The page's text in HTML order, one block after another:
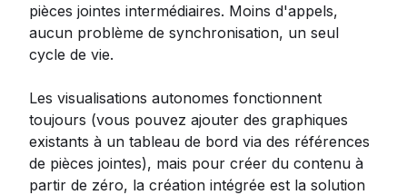
pièces jointes intermédiaires. Moins d'appels,
aucun problème de synchronisation, un seul
cycle de vie.
Les visualisations autonomes fonctionnent
toujours (vous pouvez ajouter des graphiques
existants à un tableau de bord via des références
de pièces jointes), mais pour créer du contenu à
partir de zéro, la création intégrée est la solution